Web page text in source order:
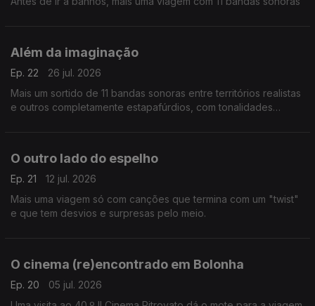
Além da imaginação
Ep. 22
26 jul. 2026
Mais um sortido de 11 bandas sonoras entre territórios realistas
e outros completamente estapafúrdios, com tonalidades
O outro lado do espelho
Ep. 21
12 jul. 2026
Mais uma viagem só com canções que termina com um "twist"
e que tem desvios e surpresas pelo meio.
O cinema (re)encontrado em Bolonha
Ep. 20
05 jul. 2026